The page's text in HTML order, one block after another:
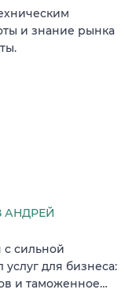
и знание рынка
сильной
для бизнеса:
и таможенное…